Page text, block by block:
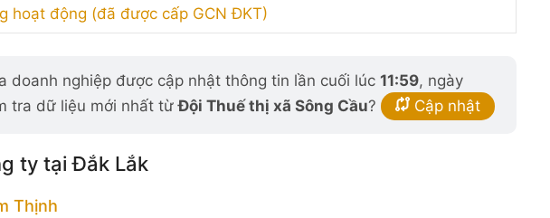
hoạt động (đã được cấp GCN ĐKT)
doanh nghiệp được cập nhật thông tin lần cuối lúc 11:59, ngày
tra dữ liệu mới nhất từĐội Thuế thị xã Sông Cầu? Cập nhật
ty tại Đắk Lắk
Thịnh